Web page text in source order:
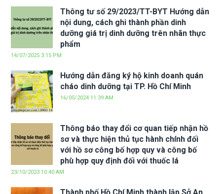
Thông tư số 29/2023/TT-BYT Hướng dẫn
nội dung, cách ghi thành phần dinh
dưỡng giá trị dinh dưỡng trên nhãn thực
phẩm
14/07/2025 3:15 PM
Hướng dẫn đăng ký hộ kinh doanh quán
cháo dinh dưỡng tại TP. Hồ Chí Minh
16/05/2024 11:39 AM
Thông báo thay đổi cơ quan tiếp nhận hồ
sơ và thực hiện thủ tục hành chính đối
với hồ sơ công bố hợp quy và công bố
phù hợp quy định đối với thuốc lá
23/10/2023 10:40 AM